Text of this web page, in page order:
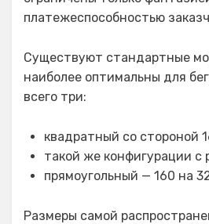
платежеспособностью
Существуют стандартные
наиболее оптимальны для
всего три:
квадратный со стороной
такой же конфигурации с
прямоугольный — 160 на
Размеры самой